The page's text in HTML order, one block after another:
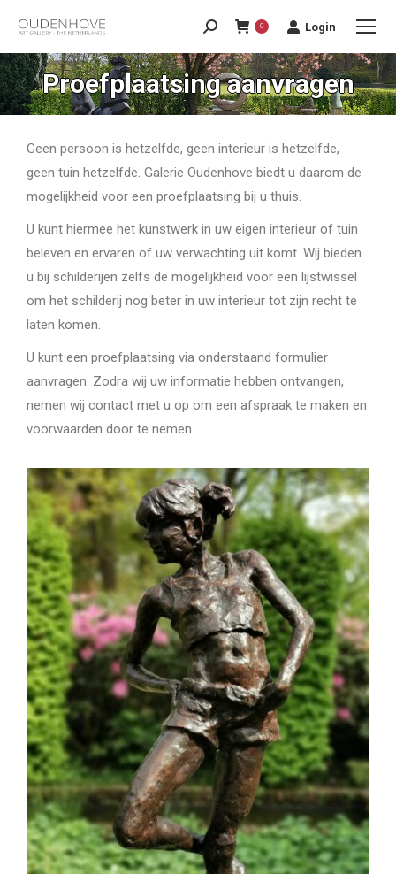
0 Login
Proefplaatsing aanvragen
Geen persoon is hetzelfde, geen interieur is hetzelfde,
geen tuin hetzelfde. Galerie Oudenhove biedt u daarom de
mogelijkheid voor een proefplaatsing bij u thuis.
U kunt hiermee het kunstwerk in uw eigen interieur of tuin
beleven en ervaren of uw verwachting uit komt. Wij bieden
u bij schilderijen zelfs de mogelijkheid voor een lijstwissel
om het schilderij nog beter in uw interieur tot zijn recht te
laten komen.
U kunt een proefplaatsing via onderstaand formulier
aanvragen. Zodra wij uw informatie hebben ontvangen,
nemen wij contact met u op om een afspraak te maken en
voorwaarden door te nemen.